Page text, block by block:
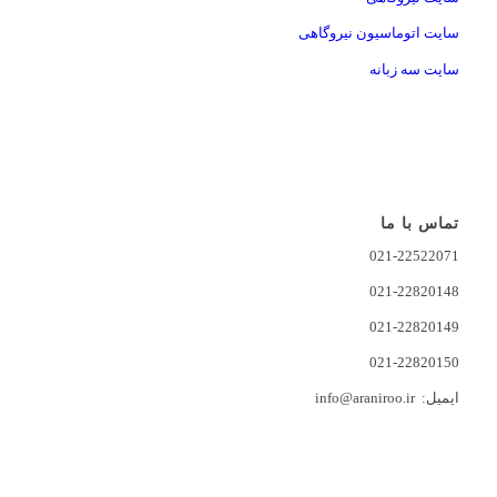
سایت اتوماسیون نیروگاهی
سایت سه زبانه
تماس با ما
021-22522071
021-22820148
021-22820149
021-22820150
ایمیل: info@araniroo.ir